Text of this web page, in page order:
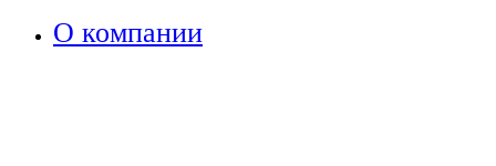
О компании